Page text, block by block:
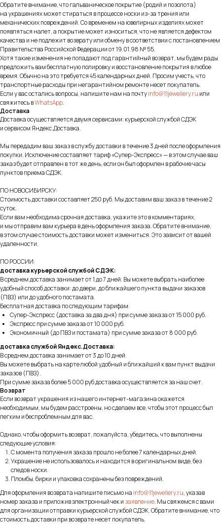
Обратите внимание, что гальваническое покрытие (родий и позолота)
на украшениях может стираться в процессе носки из-за трения или
механических повреждений. Со временем на ювелирных изделиях может
появляться налет, а покрытие может износиться, что не является дефектом
качества и не подлежит возврату или обмену в соответствии с постановлением
Правительства Российской Федерации от 19.01.98 № 55.
Хотя такие изменения не попадают под гарантийный возврат, мы будем рады
предложить вам бесплатную полировку и восстановление покрытия в любое
время. Обычно на это требуется 45 календарных дней. Просим учесть, что
транспортные расходы при негарантийном ремонте несет покупатель.
Если у вас остались вопросы, напишите нам на почтуinfo@11jewellery.ru или
свяжитесь вWhatsApp.
Доставка
Доставка осуществляется двумя сервисами: курьерской службой СДЭК
и сервисом Яндекс.Доставка.
Мы передадим ваш заказ в службу доставки в течение 3 дней после оформления
покупки. Исключение составляет тариф «Супер-Экспресс» — в этом случае ваш
заказ будет отправлен в тот же день, если он был оформлен в рабочие часы
пунктов приема СДЭК.
ПО НОВОСИБИРСКУ:
Стоимость доставки составляет 250 руб. Мы доставим ваш заказ в течение 2
суток.
Если вам необходима срочная доставка, укажите это в комментариях,
и мы отправим вам курьера в день оформления заказа. Обратите внимание,
в этом случае стоимость доставки может измениться. Это зависит от вашей
удаленности.
ПО РОССИИ:
доставка курьерской службой СДЭК:
В среднем доставка занимает от 1 до 7 дней. Вы можете выбрать наиболее
удобный способ доставки: до двери, до ближайшего пункта выдачи заказов
(ПВЗ) или до удобного постамата.
Бесплатная доставка по следующим тарифам:
Супер-Экспресс (доставка за два дня) при сумме заказа от 15 000 руб.
Экспресс при сумме заказа от 10 000 руб.
Экономичный (до ПВЗ и постамата) при сумме заказа от 8 000 руб.
доставка службой Яндекс.Доставка:
В среднем доставка занимает от 3 до 10 дней.
Вы можете выбрать на карте любой удобный и ближайший к вам пункт выдачи
заказов (ПВЗ).
При сумме заказа более 5 000 руб доставка осуществляется за наш счет.
Возврат
Если возврат украшения из нашего интернет-магазина окажется
необходимым, мы будем расстроены, но сделаем все, чтобы этот процесс был
легким и беспроблемным для вас.
Однако, чтобы оформить возврат, пожалуйста, убедитесь, что выполнены
следующие условия:
С момента получения заказа прошло не более 7 календарных дней.
Украшение не использовалось и находится в оригинальном виде, без
следов носки.
Пломбы, бирки и упаковка сохранены без повреждений.
Для оформления возврата напишите письмо на info@11jewellery.ru, указав
номер заказа и приложив электронный чек и заявление. Мы свяжемся с вами
для организации отправки курьерской службой СДЭК. Обратите внимание, что
стоимость доставки при возврате несет покупатель.